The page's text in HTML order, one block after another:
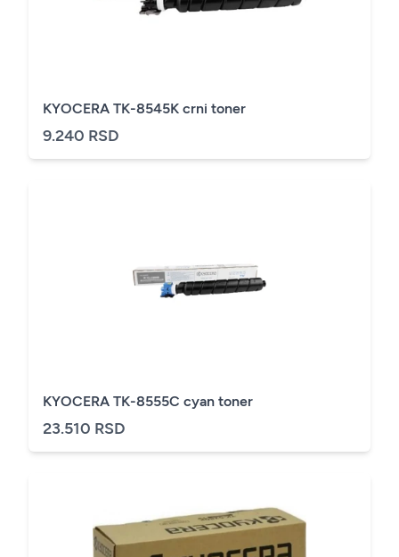
KYOCERA TK-8545K crni toner
9.240 RSD
KYOCERA TK-8555C cyan toner
23.510 RSD